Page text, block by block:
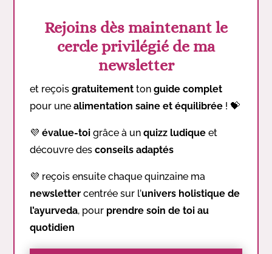
Rejoins dès maintenant le
cercle privilégié de ma
newsletter
et reçoisgratuitement tonguide complet
pour unealimentation saine et équilibrée ! 💝
💜évalue-toi grâce à unquizz ludique et
découvre desconseils adaptés
💜 reçois ensuite chaque quinzaine ma
newsletter centrée sur l’univers holistique de
l’ayurveda, pour prendre soin de toiau
quotidien